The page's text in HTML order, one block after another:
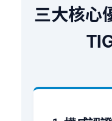
三大核心